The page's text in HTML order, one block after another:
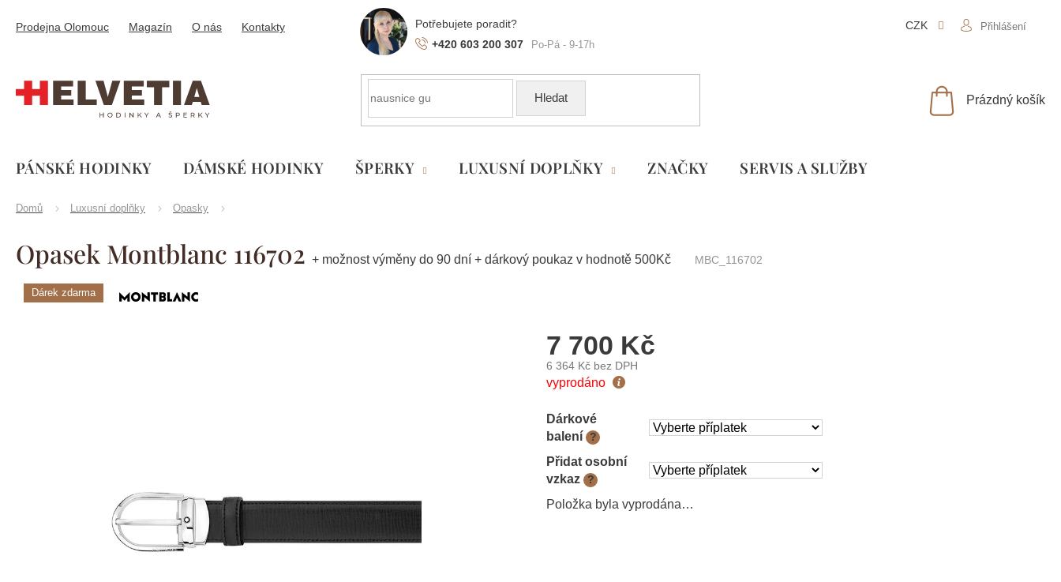
obsah
+420 603 200 307
Prodejna Olomouc Magazín O nás Kontakty CZK Přihlášení
Hledat
NÁKUPNÍ
Prázdný košík
PÁNSKÉ HODINKY DÁMSKÉ HODINKY ŠPERKY LUXUSNÍ DOPLŇKY ZNAČKY SLUŽBY
Domů Luxusní doplňky Opasky
Opasek Montblanc 116702 + možnost výměny do 90 dní + dárkový poukaz v hodnotě 500Kč MBC_116702
Dárek zdarma Značka:Montblanc
7 700 Kč
6 364 Kč bez DPH
Měrná
vyprodáno
Dárkové
balení
?
Přidat osobní
vzkaz
?
Položka byla vyprodána…